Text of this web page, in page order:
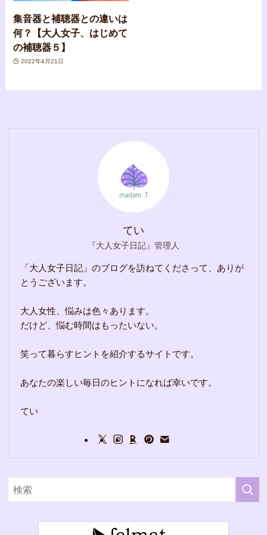
集音器と補聴器との違いは
何？【大人女子、はじめて
の補聴器５】
2022年4月21日
てい
『大人女子日記』管理人
「大人女子日記」のブログを訪ねてくださって、ありが
とうございます。
大人女性、悩みは色々あります。
だけど、悩む時間はもったいない。
笑って暮らすヒントを紹介するサイトです。
あなたの楽しい毎日のヒントになれば幸いです。
てい